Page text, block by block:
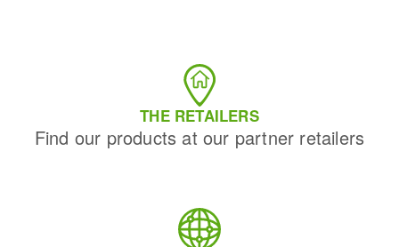
THE RETAILERS
Find our products at our partner retailers